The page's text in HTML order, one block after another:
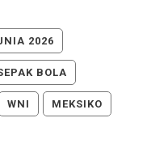
2026
BOLA
WNI MEKSIKO